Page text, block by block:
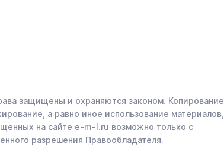
защищены и охраняются законом. Копирование,
а равно иное использование материалов,
на сайте e-m-l.ru возможно только с
разрешения Правообладателя.